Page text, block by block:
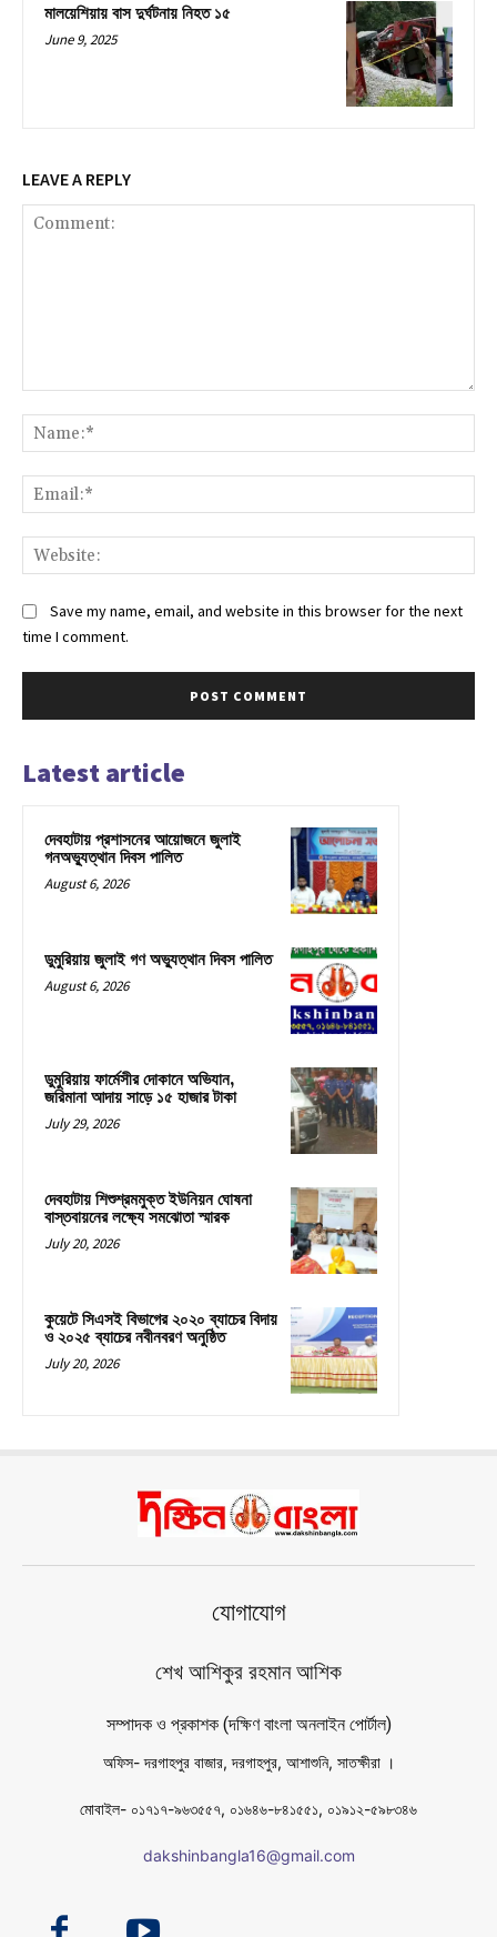
মালয়েশিয়ায় বাস দুর্ঘটনায় নিহত ১৫
June 9, 2025
LEAVE A REPLY
Save my name, email, and website in this browser for the next
time I comment.
Latest article
দেবহাটায় প্রশাসনের আয়োজনে জুলাই
গনঅভ্যুত্থান দিবস পালিত
August 6, 2026
ডুমুরিয়ায় জুলাই গণ অভ্যুত্থান দিবস পালিত
August 6, 2026
ডুমুরিয়ায় ফার্মেসীর দোকানে অভিযান,
জরিমানা আদায় সাড়ে ১৫ হাজার টাকা
July 29, 2026
দেবহাটায় শিশুশ্রমমুক্ত ইউনিয়ন ঘোষনা
বাস্তবায়নের লক্ষ্যে সমঝোতা স্মারক
July 20, 2026
কুয়েটে সিএসই বিভাগের ২০২০ ব্যাচের বিদায়
ও ২০২৫ ব্যাচের নবীনবরণ অনুষ্ঠিত
July 20, 2026
যোগাযোগ
শেখ আশিকুর রহমান আশিক
সম্পাদক ও প্রকাশক (দক্ষিণ বাংলা অনলাইন পোর্টাল)
অফিস- দরগাহপুর বাজার, দরগাহপুর, আশাশুনি, সাতক্ষীরা ।
মোবাইল- ০১৭১৭-৯৬৩৫৫৭, ০১৬৪৬-৮৪১৫৫১, ০১৯১২-৫৯৮৩৪৬
dakshinbangla16@gmail.com